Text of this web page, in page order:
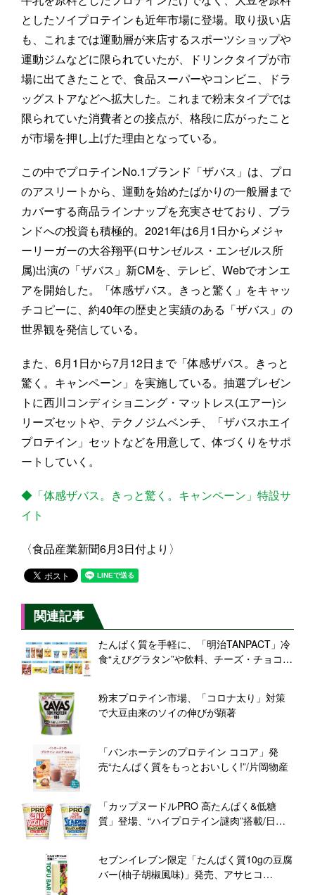
としたソイプロテインも近年市場に登場。取り扱い店
も、これまでは運動層が来店するスポーツショップや
運動ジムなどに限られていたが、ドリンクタイプが市
場に出てきたことで、食品スーパーやコンビニ、ドラ
ッグストアなどへ拡大した。これまで粉末タイプでは
限られていた消費者との接点が、格段に広がったこと
が市場を押し上げた理由となっている。
この中でプロテインNo.1ブランド「ザバス」は、プロ
のアスリートから、運動を始めたばかりの一般層まで
カバーする商品ラインナップを充実させており、ブラ
ンドへの投資も積極的。2021年は6月1日からメジャ
ーリーガーの大谷翔平(ロサンゼルス・エンゼルス所
属)出演の「ザバス」新CMを、テレビ、Webでオンエ
アを開始した。「体感ザバス。きっと驚く」をキャッ
チコピーに、約40年の歴史と実績のある「ザバス」の
世界観を発信している。
また、6月1日から7月12日まで「体感ザバス。きっと
驚く。キャンペーン」を実施している。抽選プレゼン
トに西川コンディショニング・マットレス(エアー)シ
リーズセットや、テクノジムベンチ、「ザバスホエイ
プロテイン」セットなどを用意して、体づくりをサポ
ートしていく。
◆「体感ザバス。きっと驚く。キャンペーン」特設サ
イト
〈食品産業新聞6月3日付より〉
関連記事
たんぱく質を手軽に、「明治TANPACT」冷
食“えびグラタン”や飲料、チーズ・チョコ・
粉末プロテイン市場、「コロナ太り」対策
で大豆由来のソイの伸びが顕著
「バンホーテンのプロテイン ココア」発
売“たんぱく質をもっとおいしく!”/片岡物産
「カップヌードルPRO 高たんぱく&低糖
質」登場、“ハイプロテイン謎肉”搭載/日清
セブンイレブン限定「たんぱく質10gの豆腐
バー(柚子胡椒風味)」発売、アサヒコ